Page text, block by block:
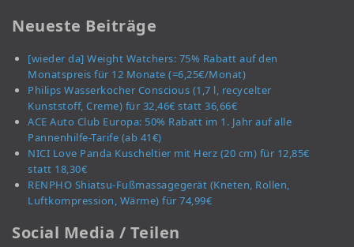
Neueste Beiträge
[wieder da] Weight Watchers: 75% Rabatt auf den
Monatspreis für 12 Monate (=6,25€/Monat)
Philips Wasserkocher Conscious (1,7 l, recycelter
Kunststoff, Creme) für 32,46€ statt 36,66€
ACE Auto Club Europa: 50% Rabatt im 1. Jahr auf alle
Pannenhilfe-Tarife (ab 41€)
NICI Love Panda Kuscheltier mit Herz (20 cm) für 12,85€
statt 18,30€
RENPHO Shiatsu-Fußmassagegerät (Kneten, Rollen,
Luftkompression, Wärme) für 74,99€
Social Media / Teilen